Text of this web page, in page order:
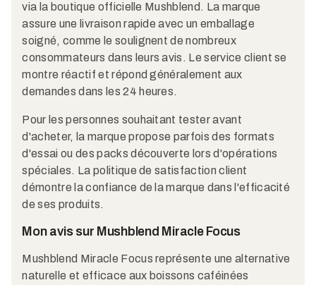
via la boutique officielle Mushblend. La marque
assure une livraison rapide avec un emballage
soigné, comme le soulignent de nombreux
consommateurs dans leurs avis. Le service client se
montre réactif et répond généralement aux
demandes dans les 24 heures.
Pour les personnes souhaitant tester avant
d'acheter, la marque propose parfois des formats
d'essai ou des packs découverte lors d'opérations
spéciales. La politique de satisfaction client
démontre la confiance de la marque dans l'efficacité
de ses produits.
Mon avis sur Mushblend Miracle Focus
Mushblend Miracle Focus représente une alternative
naturelle et efficace aux boissons caféinées